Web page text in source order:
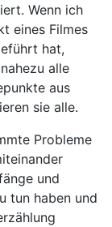
Wenn ich
eines Filmes
hat,
alle
aus
sie alle.
Probleme
und
tun haben und